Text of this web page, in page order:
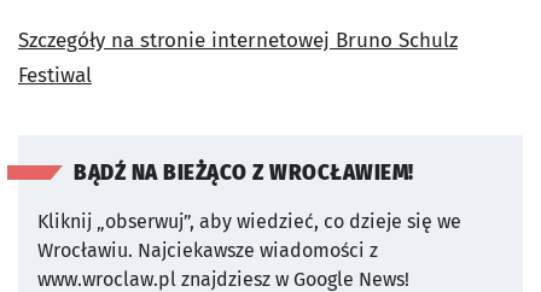
Szczegóły na stronie internetowej Bruno Schulz
Festiwal
BĄDŹ NA BIEŻĄCO Z WROCŁAWIEM!
Kliknij „obserwuj”, aby wiedzieć, co dzieje się we
Wrocławiu. Najciekawsze wiadomości z
www.wroclaw.pl znajdziesz w Google News!